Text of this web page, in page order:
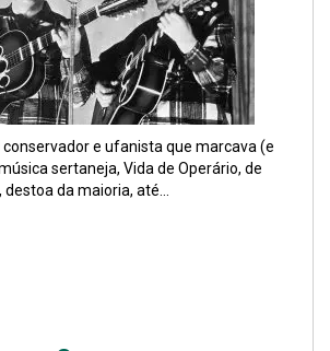
e ufanista que marcava (e
sertaneja, Vida de Operário, de
destoa da maioria, até...